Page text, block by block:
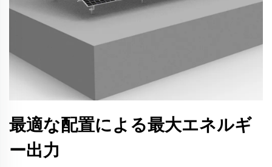
最適な配置による最大エネルギ
ー出力